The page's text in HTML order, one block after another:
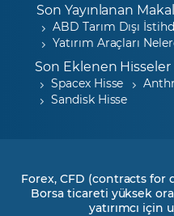
Son Yayınlanan
ABD Tarım Dışı
Yatırım Araçları
Son Eklenen Hisseler
Spacex Hisse
Sandisk Hisse
Forex, CFD (contracts for
Borsa ticareti yüksek
yatırımcı için